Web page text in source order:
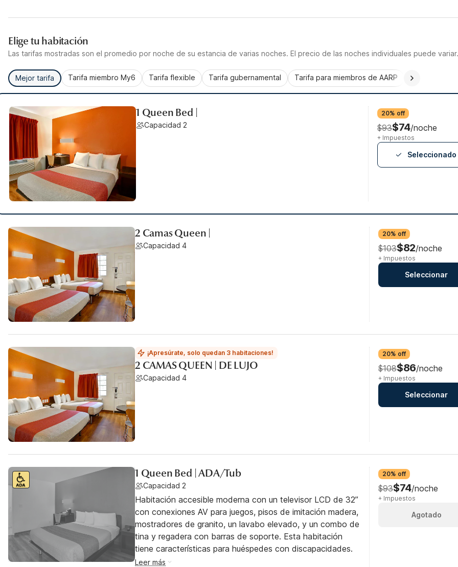
Elige tu habitación
Las tarifas mostradas son el promedio por noche de su estancia de varias noches. El precio de las noches individuales puede variar.
Mejor tarifa Tarifa miembro My6 Tarifa flexible Tarifa gubernamental Tarifa para miembros de AARP
1 Queen Bed |
Capacidad 2
20% off
$93$74/noche
+ Impuestos
Seleccionado
2 Camas Queen |
Capacidad 4
20% off
$103$82/noche
+ Impuestos
Seleccionar
¡Apresúrate, solo quedan 3 habitaciones!
2 CAMAS QUEEN | DE LUJO
Capacidad 4
20% off
$108$86/noche
+ Impuestos
Seleccionar
1 Queen Bed | ADA/Tub
Capacidad 2
Habitación accesible moderna con un televisor LCD de 32”
con conexiones AV para juegos, pisos de imitación madera,
mostradores de granito, un lavabo elevado, y un combo de
tina y regadera con barras de soporte. Esta habitación
tiene características para huéspedes con discapacidades.
Leer más
20% off
$93$74/noche
+ Impuestos
Agotado